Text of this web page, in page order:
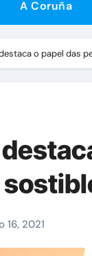
A Coruña
o papel das
16, 2021